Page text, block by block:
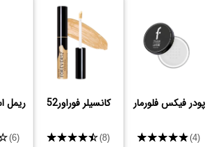
پودر فیکس فلورمار
★★★★★(4)
کانسیلر فوراور52
★★★★★(8)
(6)